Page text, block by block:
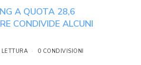
A QUOTA 28,6
CONDIVIDE ALCUNI
0 CONDIVISIONI